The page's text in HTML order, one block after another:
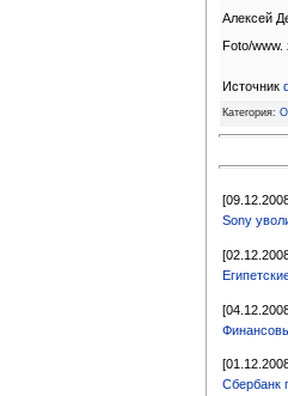
Алексей
Foto/www.
Источник
Категория:
Sony
Сбербанк